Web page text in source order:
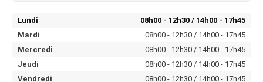
Lundi
08h00 - 12h30 / 14h00 - 17h45
Mardi
08h00 - 12h30 / 14h00 - 17h45
Mercredi
08h00 - 12h30 / 14h00 - 17h45
Jeudi
08h00 - 12h30 / 14h00 - 17h45
Vendredi
08h00 - 12h30 / 14h00 - 17h45